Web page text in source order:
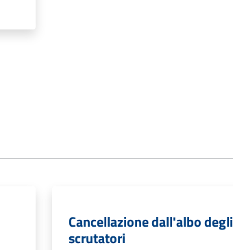
Cancellazione dall'albo degli
scrutatori